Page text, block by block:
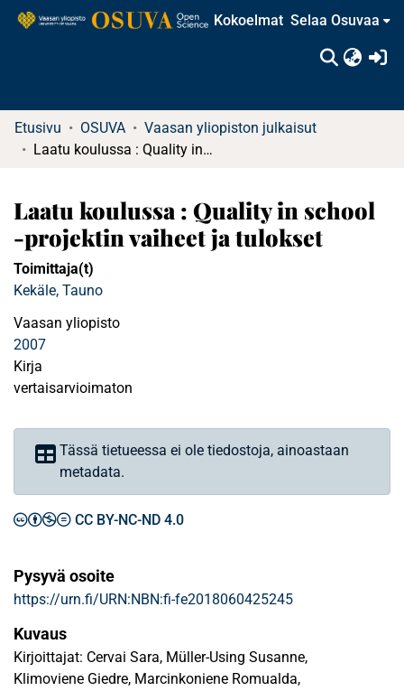
Kokoelmat Selaa Osuvaa
Etusivu OSUVA
Vaasan yliopiston julkaisut
Laatu koulussa : Quality in school -projektin vaiheet ja tulokset
Laatu koulussa : Quality in school
-projektin vaiheet ja tulokset
Toimittaja(t)
Kekäle, Tauno
Vaasan yliopisto
2007
Kirja
vertaisarvioimaton
Tässä tietueessa ei ole tiedostoja, ainoastaan
metadata.
CC BY-NC-ND 4.0
Pysyvä osoite
https://urn.fi/URN:NBN:fi-fe2018060425245
Kuvaus
Kirjoittajat: Cervai Sara, Müller-Using Susanne,
Klimoviene Giedre, Marcinkoniene Romualda,